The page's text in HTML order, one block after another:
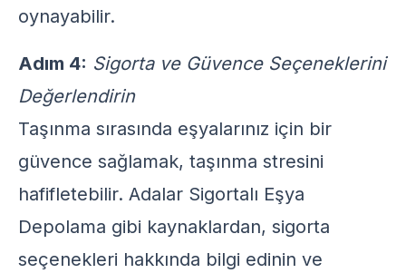
oynayabilir.
Adım 4: Sigorta ve Güvence Seçeneklerini
Değerlendirin
Taşınma sırasında eşyalarınız için bir
güvence sağlamak, taşınma stresini
hafifletebilir. Adalar Sigortalı Eşya
Depolama gibi kaynaklardan, sigorta
seçenekleri hakkında bilgi edinin ve